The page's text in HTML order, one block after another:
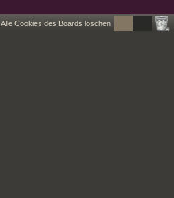
Alle Cookies des Boards löschen